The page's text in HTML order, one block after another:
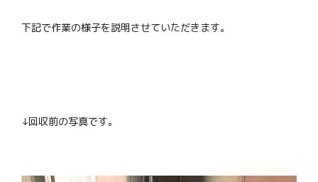
下記で作業の様子を説明させていただきます。
↓回収前の写真です。